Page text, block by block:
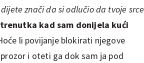
znači da si odlučio da tvoje srce
kad sam donijela kući
li povijanje blokirati njegove
i oteti ga dok sam ja pod